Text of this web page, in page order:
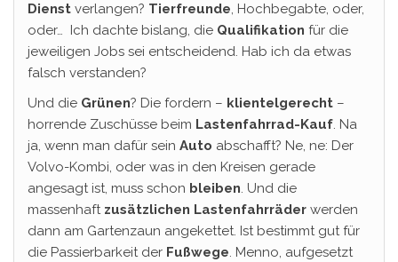
Dienst verlangen? Tierfreunde, Hochbegabte, oder,
oder… Ich dachte bislang, die Qualifikation für die
jeweiligen Jobs sei entscheidend. Hab ich da etwas
falsch verstanden?
Und die Grünen? Die fordern – klientelgerecht –
horrende Zuschüsse beim Lastenfahrrad-Kauf. Na
ja, wenn man dafür sein Auto abschafft? Ne, ne: Der
Volvo-Kombi, oder was in den Kreisen gerade
angesagt ist, muss schon bleiben. Und die
massenhaft zusätzlichen Lastenfahrräder werden
dann am Gartenzaun angekettet. Ist bestimmt gut für
die Passierbarkeit der Fußwege. Menno, aufgesetzt